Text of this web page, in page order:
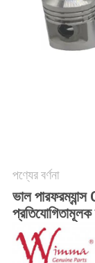
পণ্যের বর্ণনা
ভাল